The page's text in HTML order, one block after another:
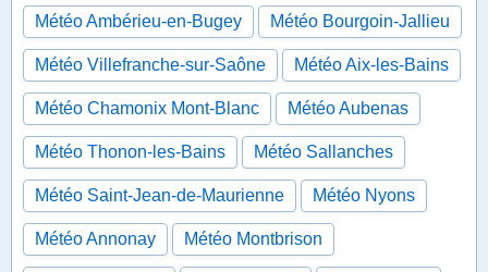
Météo Ambérieu-en-Bugey Météo Bourgoin-Jallieu
Météo Villefranche-sur-Saône Météo Aix-les-Bains
Météo Chamonix Mont-Blanc Météo Aubenas
Météo Thonon-les-Bains Météo Sallanches
Météo Saint-Jean-de-Maurienne Météo Nyons
Météo Annonay Météo Montbrison